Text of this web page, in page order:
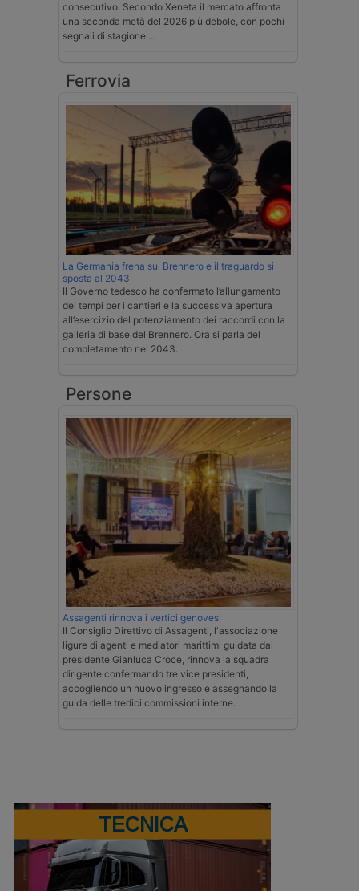
consecutivo. Secondo Xeneta il mercato affronta
una seconda metà del 2026 più debole, con pochi
segnali di stagione …
Ferrovia
La Germania frena sul Brennero e il traguardo si
sposta al 2043
Il Governo tedesco ha confermato l’allungamento
dei tempi per i cantieri e la successiva apertura
all’esercizio del potenziamento dei raccordi con la
galleria di base del Brennero. Ora si parla del
completamento nel 2043.
Persone
Assagenti rinnova i vertici genovesi
Il Consiglio Direttivo di Assagenti, l'associazione
ligure di agenti e mediatori marittimi guidata dal
presidente Gianluca Croce, rinnova la squadra
dirigente confermando tre vice presidenti,
accogliendo un nuovo ingresso e assegnando la
guida delle tredici commissioni interne.
TECNICA